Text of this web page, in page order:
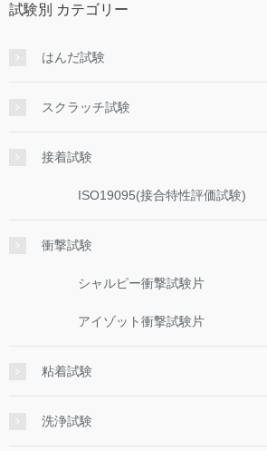
試験別 カテゴリー
はんだ試験
スクラッチ試験
接着試験
ISO19095(接合特性評価試験)
衝撃試験
シャルピー衝撃試験片
アイゾット衝撃試験片
粘着試験
洗浄試験